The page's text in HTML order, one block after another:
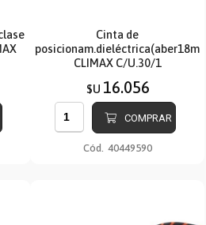
Cinta de
CLIMAX C/U.30/1
$U 16.056
COMPRAR
Cód. 40449590